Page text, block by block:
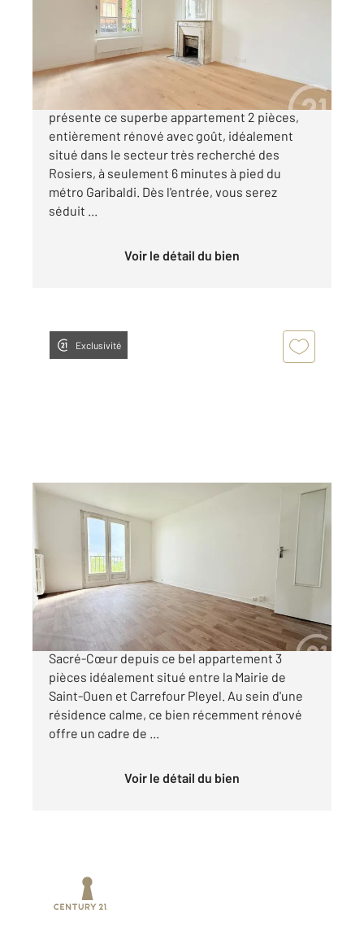
Appartement F2 à vendre
335 000 €
Century 21 Wilson Immobilier Saint-Ouen vous
présente ce superbe appartement 2 pièces,
entièrement rénové avec goût, idéalement
situé dans le secteur très recherché des
Rosiers, à seulement 6 minutes à pied du
métro Garibaldi. Dès l'entrée, vous serez
séduit ...
Voir le détail du bien
Exclusivité
ST DENIS 93
53,28 m2, 3 pièces
Ref : 4000
Appartement F3 à vendre
241 000 €
Profitez chaque jour d'une vue dégagée sur le
Sacré-Cœur depuis ce bel appartement 3
pièces idéalement situé entre la Mairie de
Saint-Ouen et Carrefour Pleyel. Au sein d'une
résidence calme, ce bien récemment rénové
offre un cadre de ...
Voir le détail du bien